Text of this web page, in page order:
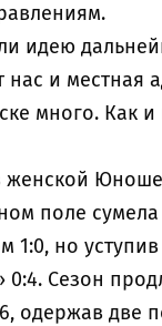
идею
нас и местная
много. Как
женской
поле сумела
1:0, но уступив
Сезон
одержав две